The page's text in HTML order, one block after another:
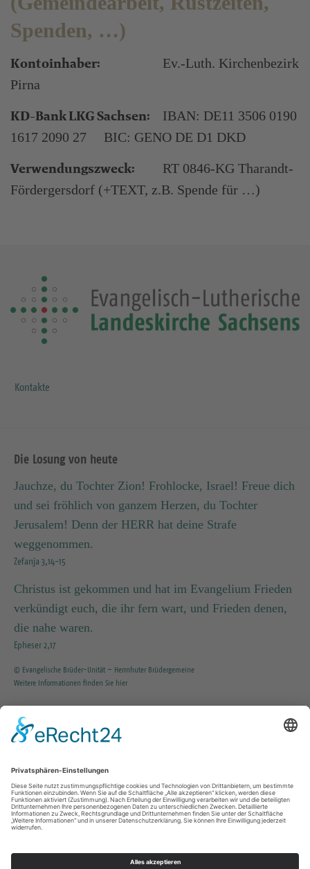
Spenden, …)
Kontoinhaber: Ev.-Luth. Kirchenbezirk
Pirna
KD-Bank LKG Sachsen:
IBAN: DE11 3506 0190
1617 2090 27 BIC: GENO DE D1 DKD
Verwendungszweck: RT 0846-KG Tharandt-
Fördergersdorf (+TEXT, z.B. Spende für …)
Kontakte
Die Losung von heute
Jauchze, du Tochter Zion! Frohlocke, Israel! Freue dich
und sei fröhlich von ganzem Herzen, du Tochter
Jerusalem! Denn der HERR hat deine Strafe
weggenommen.
Zefanja 3,14-15
Christus ist gekommen und hat im Evangelium Frieden
verkündigt euch, die ihr fern wart, und Frieden denen,
die nahe waren.
Epheser 2,17
© Evangelische Brüder-Unität – Herrnhuter Brüdergemeine
Weitere Informationen finden Sie hier
INFO SERVICE
035203 / 37351 KG.Tharandt@evlks.de